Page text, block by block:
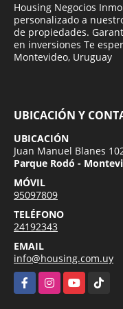
Housing Negocios
personalizado a
de propiedades.
en inversiones Te
Montevideo, Uruguay
UBICACIÓN Y
UBICACIÓN
Juan Manuel Blanes
Parque Rodó -
MÓVIL
95097809
TELÉFONO
24192343
EMAIL
info@housing.com.uy
FacebookInstagramYouTubeTikTok